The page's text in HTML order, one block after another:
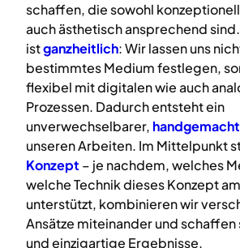
schaffen, die sowohl
auch ästhetisch ansprechend
istganzheitlich: Wir lassen uns
bestimmtes Medium festlegen,
flexibel mit digitalen wie auch
Prozessen. Dadurch entsteht ein
unverwechselbarer,
unseren Arbeiten. Im Mittelpunkt
Konzept – je nachdem, welches
welche Technik dieses Konzept
unterstützt, kombinieren wir
Ansätze miteinander und schaffen
und einzigartige Ergebnisse.